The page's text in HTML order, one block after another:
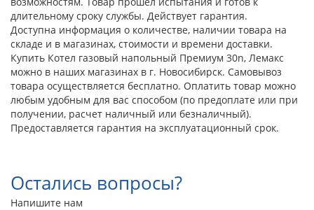
длительному сроку службы. Действует гарантия.
Доступна информация о количестве, наличии товара на
складе и в магазинах, стоимости и времени доставки.
Купить Котел газовый напольный Премиум 30n, Лемакс
можно в наших магазинах в г. Новосибирск. Самовывоз
товара осуществляется бесплатно. Оплатить товар можно
любым удобным для вас способом (по предоплате или при
получении, расчет наличный или безналичный).
Предоставляется гарантия на эксплуатационный срок.
Остались вопросы?
Напишите нам